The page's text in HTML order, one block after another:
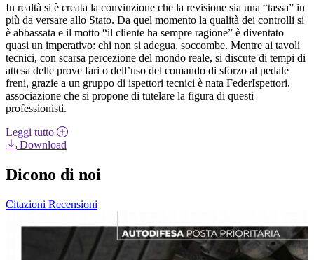
In realtà si è creata la convinzione che la revisione sia una “tassa” in
più da versare allo Stato. Da quel momento la qualità dei controlli si
è abbassata e il motto “il cliente ha sempre ragione” è diventato
quasi un imperativo: chi non si adegua, soccombe. Mentre ai tavoli
tecnici, con scarsa percezione del mondo reale, si discute di tempi di
attesa delle prove fari o dell’uso del comando di sforzo al pedale
freni, grazie a un gruppo di ispettori tecnici è nata FederIspettori,
associazione che si propone di tutelare la figura di questi
professionisti.
Leggi tutto
Download
Dicono di noi
Citazioni Recensioni